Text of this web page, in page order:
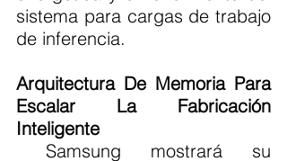
sistema para cargas de trabajo
de inferencia.
Arquitectura De Memoria Para
Escalar La Fabricación
Inteligente